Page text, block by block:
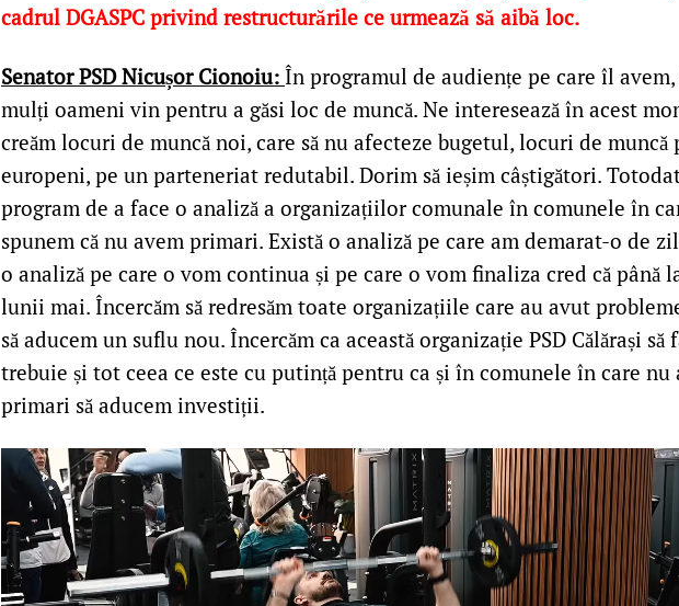
cadrul DGASPC privind restructurările ce urmează să aibă loc.
Senator PSD Nicușor Cionoiu: În programul de audiențe pe care îl
mulți oameni vin pentru a găsi loc de muncă. Ne interesează în acest
creăm locuri de muncă noi, care să nu afecteze bugetul, locuri de muncă
europeni, pe un parteneriat redutabil. Dorim să ieșim câștigători.
program de a face o analiză a organizațiilor comunale în comunele în
spunem că nu avem primari. Există o analiză pe care am demarat-o de
o analiză pe care o vom continua și pe care o vom finaliza cred că până
lunii mai. Încercăm să redresăm toate organizațiile care au avut
să aducem un suflu nou. Încercăm ca această organizație PSD Călărași să
trebuie și tot ceea ce este cu putință pentru ca și în comunele în care nu
primari să aducem investiții.